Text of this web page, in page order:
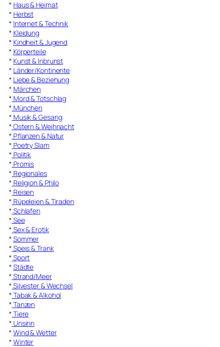
* Haus & Heimat
* Herbst
* Internet & Technik
* Kleidung
* Kindheit & Jugend
* Körperteile
* Kunst & Inbrunst
* Länder/Kontinente
* Liebe & Beziehung
* Märchen
* Mord & Totschlag
* München
* Musik & Gesang
* Ostern & Weihnacht
* Pflanzen & Natur
* Poetry Slam
* Politik
* Promis
* Regionales
* Religion & Philo
* Reisen
* Rüpeleien & Tiraden
* Schlafen
* See
* Sex & Erotik
* Sommer
* Speis & Trank
* Sport
* Städte
* Strand/Meer
* Silvester & Wechsel
* Tabak & Alkohol
* Tanzen
* Tiere
* Unsinn
* Wind & Wetter
* Winter